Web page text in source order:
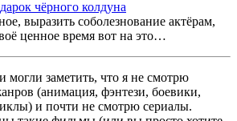
выразить соболезнование актёрам,
ценное время вот на это…
могли заметить, что я не смотрю
(анимация, фэнтези, боевики,
и почти не смотрю сериалы.